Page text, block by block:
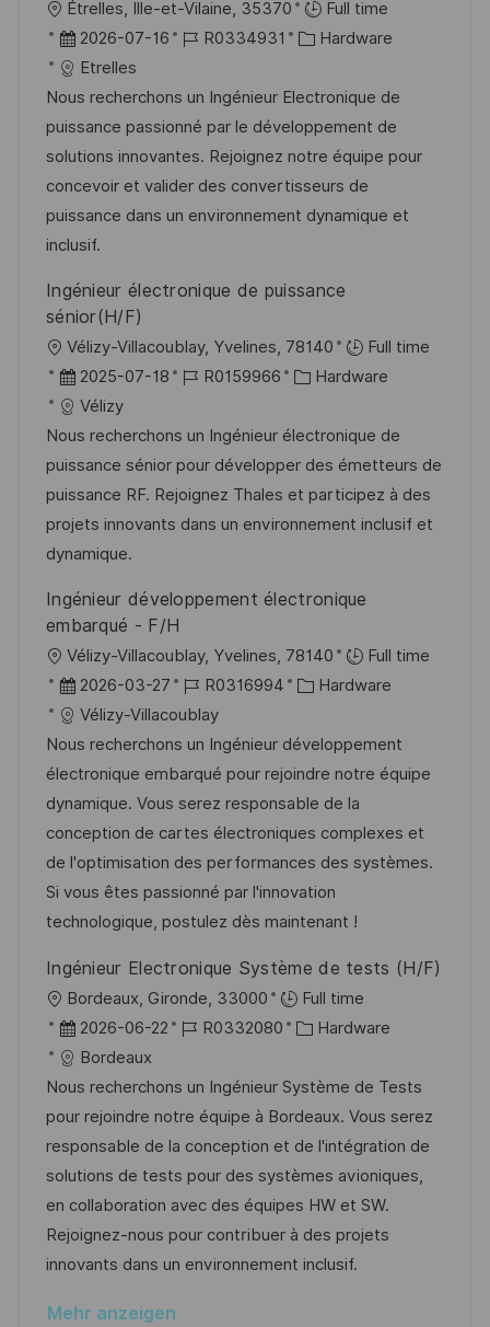
f
f
e
n
t
l
i
c
h
u
n
g
O
r
t
Étrelles, Ille-et-Vilaine, 35370
Full time
D
a
t
u
m
d
e
r
e
f
f
i
c
h
u
n
g
2026-07-16
J
b
-
I
D
R0334931
K
t
e
g
o
r
Hardware
Etrelles
Nous recherchons un Ingénieur Electronique de
puissance passionné par le développement de
solutions innovantes. Rejoignez notre équipe pour
concevoir et valider des convertisseurs de
puissance dans un environnement dynamique et
inclusif.
Ingénieur électronique de puissance
sénior(H/F)
O
r
t
Vélizy-Villacoublay, Yvelines, 78140
Full time
D
a
t
u
m
d
e
V
ö
f
n
h
u
n
g
2025-07-18
J
b
-
I
D
R0159966
K
t
e
g
o
e
Hardware
Vélizy
Nous recherchons un Ingénieur électronique de
puissance sénior pour développer des émetteurs de
puissance RF. Rejoignez Thales et participez à des
projets innovants dans un environnement inclusif et
dynamique.
Ingénieur développement électronique
embarqué - F/H
O
r
t
Vélizy-Villacoublay, Yvelines, 78140
Full time
D
a
t
u
m
d
e
r
V
r
ö
f
f
e
n
t
l
i
c
h
u
2026-03-27
J
o
b
-
I
D
R0316994
K
t
e
g
o
r
i
e
Hardware
Vélizy-Villacoublay
Nous recherchons un Ingénieur développement
électronique embarqué pour rejoindre notre équipe
dynamique. Vous serez responsable de la
conception de cartes électroniques complexes et
de l'optimisation des performances des systèmes.
Si vous êtes passionné par l'innovation
technologique, postulez dès maintenant !
Ingénieur Electronique Système de tests (H/F)
O
r
t
Bordeaux, Gironde, 33000
Full time
D
a
t
u
m
d
e
r
V
r
2026-06-22
J
b
-
D
R0332080
K
t
e
g
o
r
i
e
Hardware
Bordeaux
Nous recherchons un Ingénieur Système de Tests
pour rejoindre notre équipe à Bordeaux. Vous serez
responsable de la conception et de l'intégration de
solutions de tests pour des systèmes avioniques,
en collaboration avec des équipes HW et SW.
Rejoignez-nous pour contribuer à des projets
innovants dans un environnement inclusif.
Mehr anzeigen